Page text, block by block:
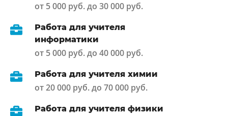
от 5 000 руб. до 30 000 руб.
Работа для учителя
информатики
от 5 000 руб. до 40 000 руб.
Работа для учителя химии
от 20 000 руб. до 70 000 руб.
Работа для учителя физики